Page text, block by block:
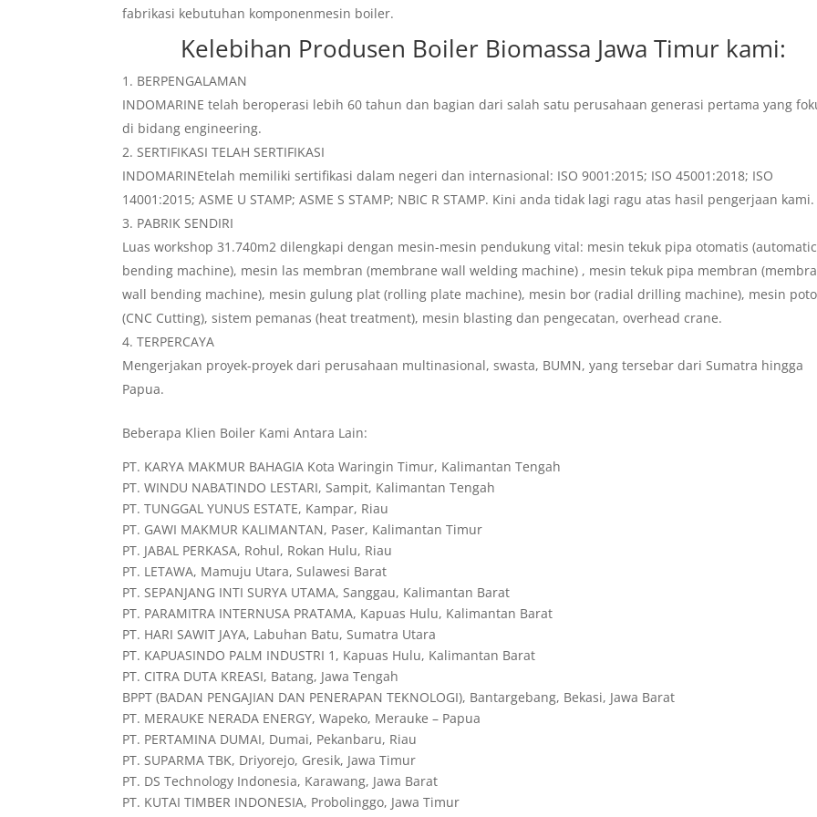
fabrikasi kebutuhan komponenmesin boiler.
Kelebihan Produsen Boiler Biomassa Jawa Timur kami:
BERPENGALAMAN
INDOMARINE telah beroperasi lebih 60 tahun dan bagian dari salah satu perusahaan generasi pertama yang
di bidang engineering.
SERTIFIKASI TELAH SERTIFIKASI
INDOMARINEtelah memiliki sertifikasi dalam negeri dan internasional: ISO 9001:2015; ISO 45001:2018; ISO
14001:2015; ASME U STAMP; ASME S STAMP; NBIC R STAMP. Kini anda tidak lagi ragu atas hasil pengerjaan kami.
PABRIK SENDIRI
Luas workshop 31.740m2 dilengkapi dengan mesin-mesin pendukung vital: mesin tekuk pipa otomatis (automatic
bending machine), mesin las membran (membrane wall welding machine) , mesin tekuk pipa membran
wall bending machine), mesin gulung plat (rolling plate machine), mesin bor (radial drilling machine), mesin
(CNC Cutting), sistem pemanas (heat treatment), mesin blasting dan pengecatan, overhead crane.
TERPERCAYA
Mengerjakan proyek-proyek dari perusahaan multinasional, swasta, BUMN, yang tersebar dari Sumatra hingga
Papua.
Beberapa Klien Boiler Kami Antara Lain:
PT. KARYA MAKMUR BAHAGIA Kota Waringin Timur, Kalimantan Tengah
PT. WINDU NABATINDO LESTARI, Sampit, Kalimantan Tengah
PT. TUNGGAL YUNUS ESTATE, Kampar, Riau
PT. GAWI MAKMUR KALIMANTAN, Paser, Kalimantan Timur
PT. JABAL PERKASA, Rohul, Rokan Hulu, Riau
PT. LETAWA, Mamuju Utara, Sulawesi Barat
PT. SEPANJANG INTI SURYA UTAMA, Sanggau, Kalimantan Barat
PT. PARAMITRA INTERNUSA PRATAMA, Kapuas Hulu, Kalimantan Barat
PT. HARI SAWIT JAYA, Labuhan Batu, Sumatra Utara
PT. KAPUASINDO PALM INDUSTRI 1, Kapuas Hulu, Kalimantan Barat
PT. CITRA DUTA KREASI, Batang, Jawa Tengah
BPPT (BADAN PENGAJIAN DAN PENERAPAN TEKNOLOGI), Bantargebang, Bekasi, Jawa Barat
PT. MERAUKE NERADA ENERGY, Wapeko, Merauke – Papua
PT. PERTAMINA DUMAI, Dumai, Pekanbaru, Riau
PT. SUPARMA TBK, Driyorejo, Gresik, Jawa Timur
PT. DS Technology Indonesia, Karawang, Jawa Barat
PT. KUTAI TIMBER INDONESIA, Probolinggo, Jawa Timur